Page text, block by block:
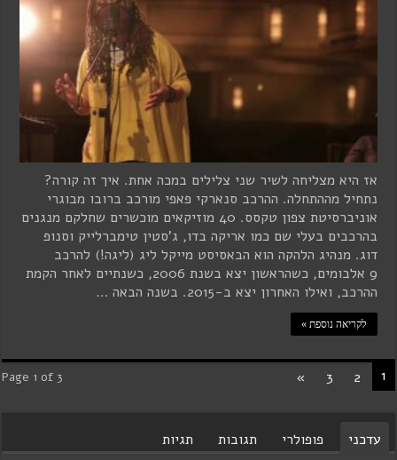
אז היא מצליחה לשיר שני צלילים במכה אחת. איך זה קורה?
נתחיל מההתחלה. ההרכב סנארקי פאפי מורכב ברובו מבוגרי
אוניברסיטת צפון טקסס. 40 מוזיקאים מוכשרים שחלקם מנגנים
בהרכבים בעלי שם כמו אריקה בדו, ג'סטין טימברלייק וסנופ
דוג. מנהיג הלהקה הוא הבאסיסט מייקל ליג (ליגה!) להרכב
9 אלבומים, כשהראשון יצא בשנת 2006, כשנתיים לאחר הקמת
ההרכב, ואילו האחרון יצא ב-2015. בשנה הבאה …
לקריאה נוספת »
Page 1 of 3 1
2
3
»
עדכני פופולרי תגובות
תגיות